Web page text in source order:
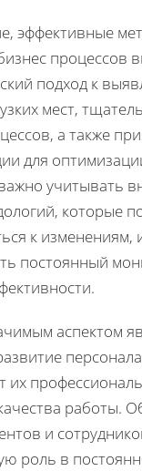
эффективные
процессов
подход к
мест,
а также
для
учитывать
которые
к изменениям,
постоянный
аспектом
их
работы.
и
роль в